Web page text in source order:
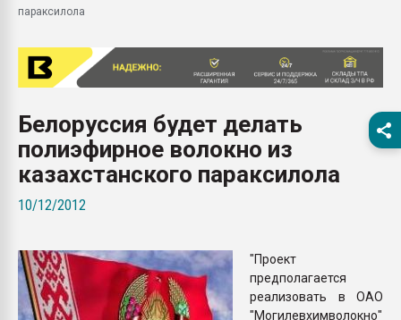
28.07.2026
первый план в
28.07.2026
ситуацией на
Всё, что касается
параксилола
Белоруссия будет делать
полиэфирное волокно из
казахстанского параксилола
10/12/2012
"Проект
предполагается
реализовать в ОАО
"Могилевхимволокно"